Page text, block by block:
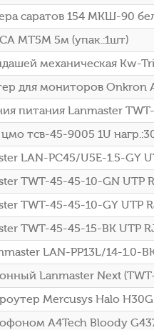
саратов 154 МКШ-90
МТ5М 5м (упак.:1шт)
механическая Kw-
для мониторов Onkron
питания Lanmaster
тсв-45-9005 1U
LAN-PC45/U5E-1.5-GY
TWT-45-45-10-GN UTP
TWT-45-45-10-GY UTP
TWT-45-45-15-BK UTP
LAN-PP13L/14-1.0-
Lanmaster Next
Mercusys Halo H30G
A4Tech Bloody